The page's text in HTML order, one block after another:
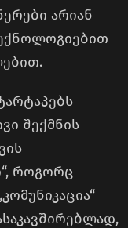
არიან
შექმნის
როგორც